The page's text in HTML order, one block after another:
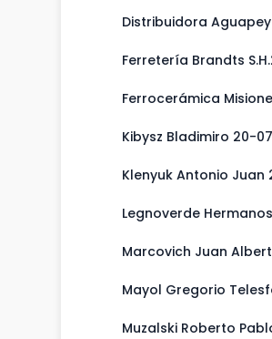
Distribuidora
Ferretería Brandts
Ferrocerámica
Kibysz Bladimiro 20-
Klenyuk Antonio Juan
Legnoverde
Marcovich Juan
Mayol Gregorio
Muzalski Roberto